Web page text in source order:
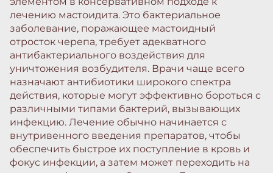
лечению мастоидита. Это бактериальное
заболевание, поражающее мастоидный
отросток черепа, требует адекватного
антибактериального воздействия для
уничтожения возбудителя. Врачи чаще всего
назначают антибиотики широкого спектра
действия, которые могут эффективно бороться с
различными типами бактерий, вызывающих
инфекцию. Лечение обычно начинается с
внутривенного введения препаратов, чтобы
обеспечить быстрое их поступление в кровь и
фокус инфекции, а затем может переходить на